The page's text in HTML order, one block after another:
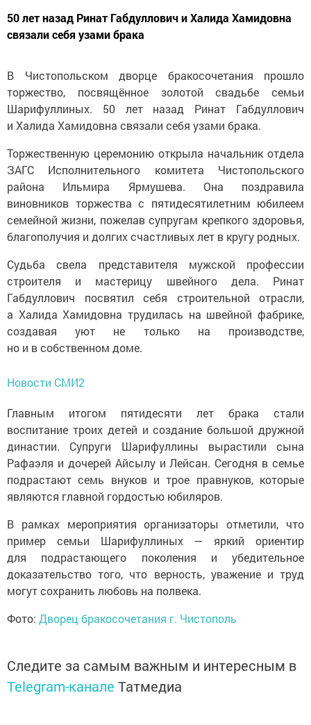
50 лет назад Ринат Габдуллович и Халида Хамидовна
связали себя узами брака
В Чистопольском дворце бракосочетания прошло
торжество, посвящённое золотой свадьбе семьи
Шарифуллиных. 50 лет назад Ринат Габдуллович
и Халида Хамидовна связали себя узами брака.
Торжественную церемонию открыла начальник отдела
ЗАГС Исполнительного комитета Чистопольского
района Ильмира Ярмушева. Она поздравила
виновников торжества с пятидесятилетним юбилеем
семейной жизни, пожелав супругам крепкого здоровья,
благополучия и долгих счастливых лет в кругу родных.
Судьба свела представителя мужской профессии
строителя и мастерицу швейного дела. Ринат
Габдуллович посвятил себя строительной отрасли,
а Халида Хамидовна трудилась на швейной фабрике,
создавая уют не только на производстве,
но и в собственном доме.
Новости СМИ2
Главным итогом пятидесяти лет брака стали
воспитание троих детей и создание большой дружной
династии. Супруги Шарифуллины вырастили сына
Рафаэля и дочерей Айсылу и Лейсан. Сегодня в семье
подрастают семь внуков и трое правнуков, которые
являются главной гордостью юбиляров.
В рамках мероприятия организаторы отметили, что
пример семьи Шарифуллиных — яркий ориентир
для подрастающего поколения и убедительное
доказательство того, что верность, уважение и труд
могут сохранить любовь на полвека.
Фото: Дворец бракосочетания г. Чистополь
Следите за самым важным и интересным в
Telegram-канале Татмедиа